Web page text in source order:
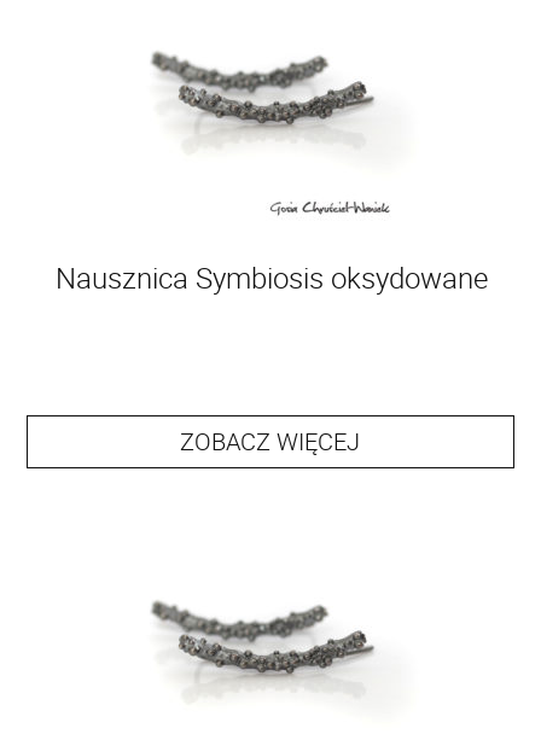
Nausznica Symbiosis oksydowane
ZOBACZ WIĘCEJ